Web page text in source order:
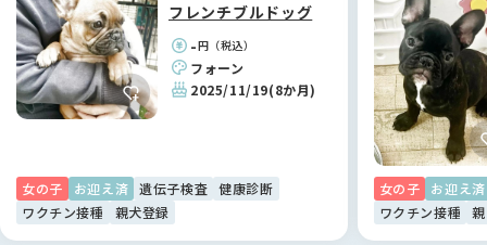
フレンチブルドッグ
-円（税込）
フォーン
2025/11/19(8か月)
女の子 お迎え済 遺伝子検査
健康診断
ワクチン接種
親犬登録
女の子
お迎え済
ワクチン接種